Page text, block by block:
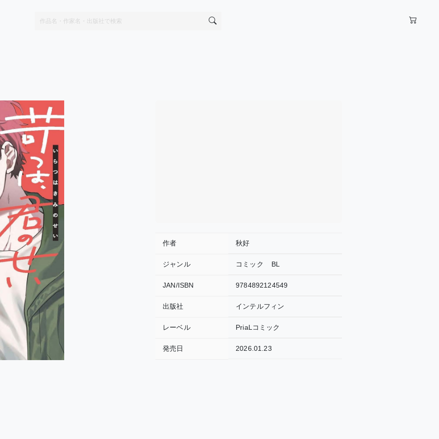
作者 秋好
ジャンル コミック BL
JAN/ISBN 9784892124549
出版社 インテルフィン
レーベル PriaLコミック
発売日 2026.01.23